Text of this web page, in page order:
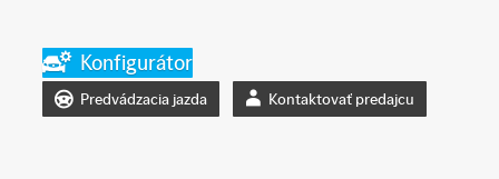
Konfigurátor
Predvádzacia jazda Kontaktovať predajcu